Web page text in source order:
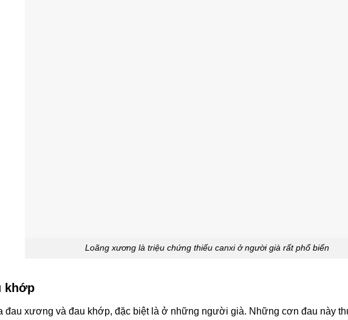
Loãng xương là triệu chứng thiếu canxi ở người già rất phổ biến
khớp
đau xương và đau khớp, đặc biệt là ở những người già. Những cơn đau này